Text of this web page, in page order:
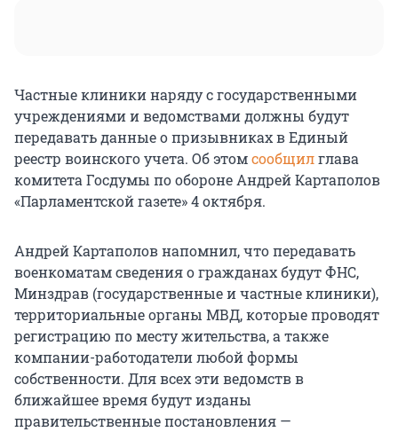
Частные клиники наряду с государственными
учреждениями и ведомствами должны будут
передавать данные о призывниках в Единый
реестр воинского учета. Об этомсообщилглава
комитета Госдумы по обороне Андрей Картаполов
«Парламентской газете» 4 октября.
Андрей Картаполов напомнил, что передавать
военкоматам сведения о гражданах будут ФНС,
Минздрав (государственные и частные клиники),
территориальные органы МВД, которые проводят
регистрацию по месту жительства, а также
компании-работодатели любой формы
собственности. Для всех эти ведомств в
ближайшее время будут изданы
правительственные постановления —